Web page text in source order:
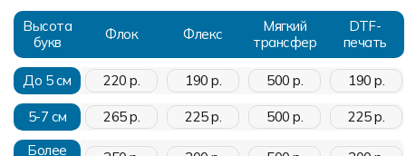
Высота
букв
Флок Флекс
Мягкий
трансфер
DTF-
печать
До 5 см 220 р. 190 р. 500 р. 190 р.
5-7 см 265 р. 225 р. 500 р.
225 р.
Более